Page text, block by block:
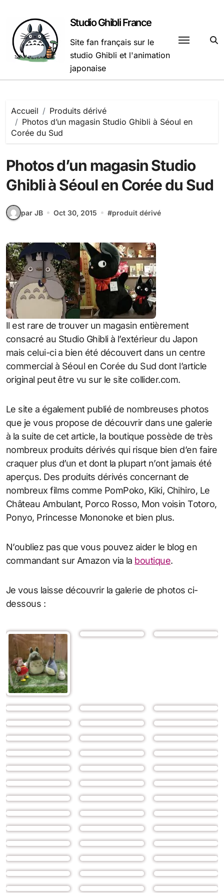
contenu
Studio Ghibli France
Site fan français sur le
studio Ghibli et l'animation
japonaise
Accueil
Produits dérivé
Photos d’un magasin Studio Ghibli à Séoul en
Corée du Sud
Photos d’un magasin Studio
Ghibli à Séoul en Corée du Sud
par JB Oct 30, 2015 #produit dérivé
Il est rare de trouver un magasin entièrement
consacré au Studio Ghibli à l’extérieur du Japon
mais celui-ci a bien été découvert dans un centre
commercial à Séoul en Corée du Sud dont l’article
original peut être vu sur le site collider.com.
Le site a également publié de nombreuses photos
que je vous propose de découvrir dans une galerie
à la suite de cet article, la boutique possède de très
nombreux produits dérivés qui risque bien d’en faire
craquer plus d’un et dont la plupart n’ont jamais été
aperçus. Des produits dérivés concernant de
nombreux films comme PomPoko, Kiki, Chihiro, Le
Château Ambulant, Porco Rosso, Mon voisin Totoro,
Ponyo, Princesse Mononoke et bien plus.
N’oubliez pas que vous pouvez aider le blog en
commandant sur Amazon via la boutique.
Je vous laisse découvrir la galerie de photos ci-
dessous :